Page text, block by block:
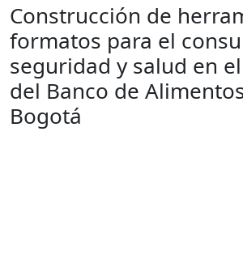
Construcción de
formatos para el
seguridad y salud en
del Banco de
Bogotá